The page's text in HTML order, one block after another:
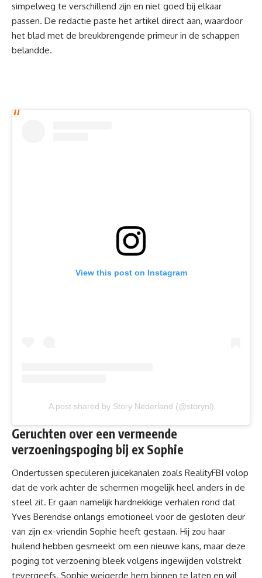
simpelweg te verschillend zijn en niet goed bij elkaar
passen. De redactie paste het artikel direct aan, waardoor
het blad met de breukbrengende primeur in de schappen
belandde.
View this post on Instagram
A post shared by Story Nederland (@storynl)
Geruchten over een vermeende
verzoeningspoging bij ex Sophie
Ondertussen speculeren juicekanalen zoals RealityFBI volop
dat de vork achter de schermen mogelijk heel anders in de
steel zit. Er gaan namelijk hardnekkige verhalen rond dat
Yves Berendse onlangs emotioneel voor de gesloten deur
van zijn ex-vriendin Sophie heeft gestaan. Hij zou haar
huilend hebben gesmeekt om een nieuwe kans, maar deze
poging tot verzoening bleek volgens ingewijden volstrekt
tevergeefs. Sophie weigerde hem binnen te laten en wil